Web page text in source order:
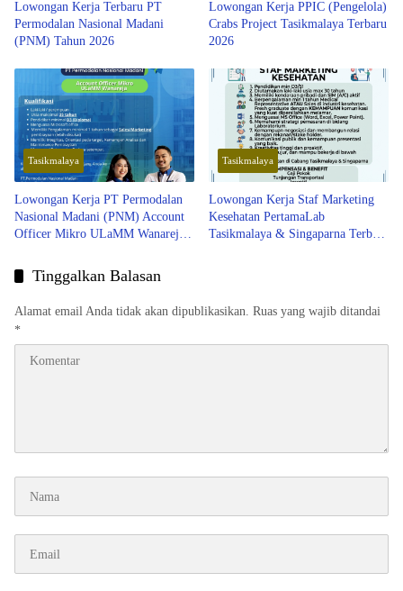
Lowongan Kerja Terbaru PT
Permodalan Nasional Madani
(PNM) Tahun 2026
Lowongan Kerja PPIC (Pengelola)
Crabs Project Tasikmalaya Terbaru
2026
Tasikmalaya
Lowongan Kerja PT Permodalan
Nasional Madani (PNM) Account
Officer Mikro ULaMM Wanareja
Tasikmalaya
Lowongan Kerja Staf Marketing
Kesehatan PertamaLab
Tasikmalaya & Singaparna Terbaru
Tinggalkan Balasan
Alamat email Anda tidak akan dipublikasikan. Ruas yang wajib ditandai
*